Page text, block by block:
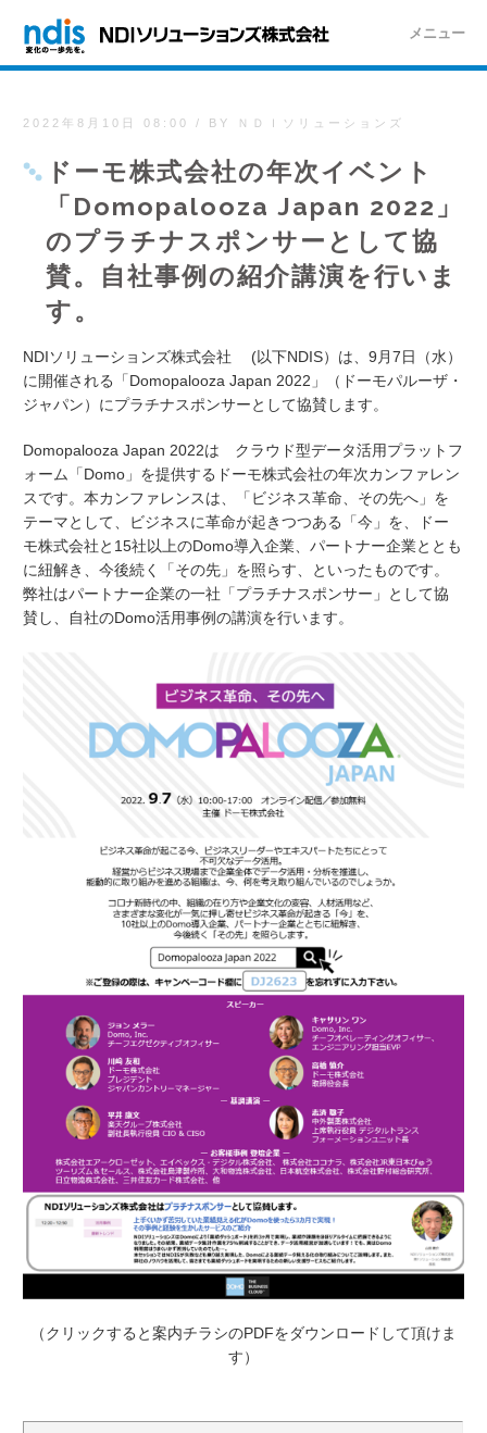
メニュー
2022年8月10日 08:00 / BY ＮＤＩソリューションズ
ドーモ株式会社の年次イベント
「Domopalooza Japan 2022」
のプラチナスポンサーとして協
賛。自社事例の紹介講演を行いま
す。
NDIソリューションズ株式会社 (以下NDIS）は、9 月7日（水）
に開催される「Domopalooza Japan 2022 」（ドーモパルーザ・
ジャパン）にプラチナスポンサーとして協賛します。
Domopalooza Japan 2022は クラウド型データ活用プラットフ
ォーム「Domo 」を提供するドーモ株式会社の年次カンファレン
スです。本カンファレンスは、「ビジネス革命、その先へ」を
テーマとして、ビジネスに革命が起きつつある「今」を、ドー
モ株式会社と 15社以上のDomo導入企業、パートナー企業ととも
に紐解き、今後続く「その先」を照らす、といったものです。
弊社はパートナー企業の一社「プラチナスポンサー」として協
賛し、自社のDomo活用事例の講演を行います。
（クリックすると案内チラシのPDFをダウンロードして頂けま
す）